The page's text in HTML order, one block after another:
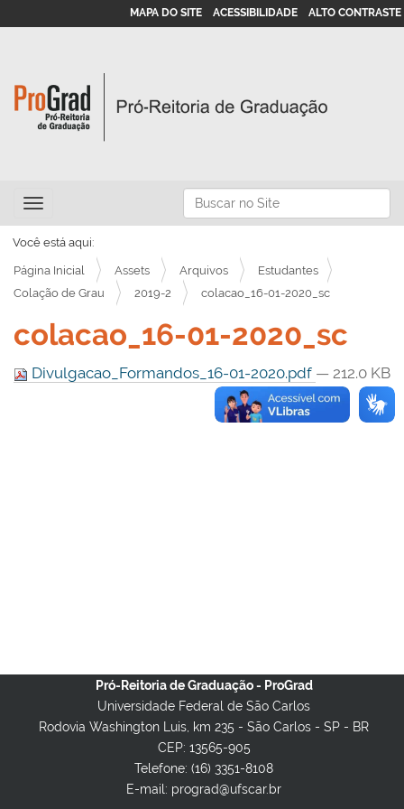
Busca
Busca Avançada…
MAPA DO SITE ACESSIBILIDADE ALTO CONTRASTE
Toggle navigation
Você está aqui:
Página Inicial Assets Arquivos
Estudantes
Colação de Grau
2019-2 colacao_16-01-2020_sc
colacao_16-01-2020_sc
Divulgacao_Formandos_16-01-2020.pdf — 212.0 KB
Pró-Reitoria de Graduação - ProGrad
Universidade Federal de São Carlos
Rodovia Washington Luis, km 235 - São Carlos - SP - BR
CEP: 13565-905
Telefone: (16) 3351-8108
E-mail: prograd@ufscar.br